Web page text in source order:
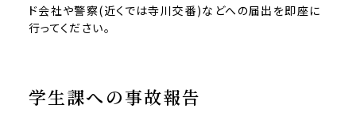
ド会社や警察(近くでは寺川交番)などへの届出を即座に
行ってください。
学生課への事故報告